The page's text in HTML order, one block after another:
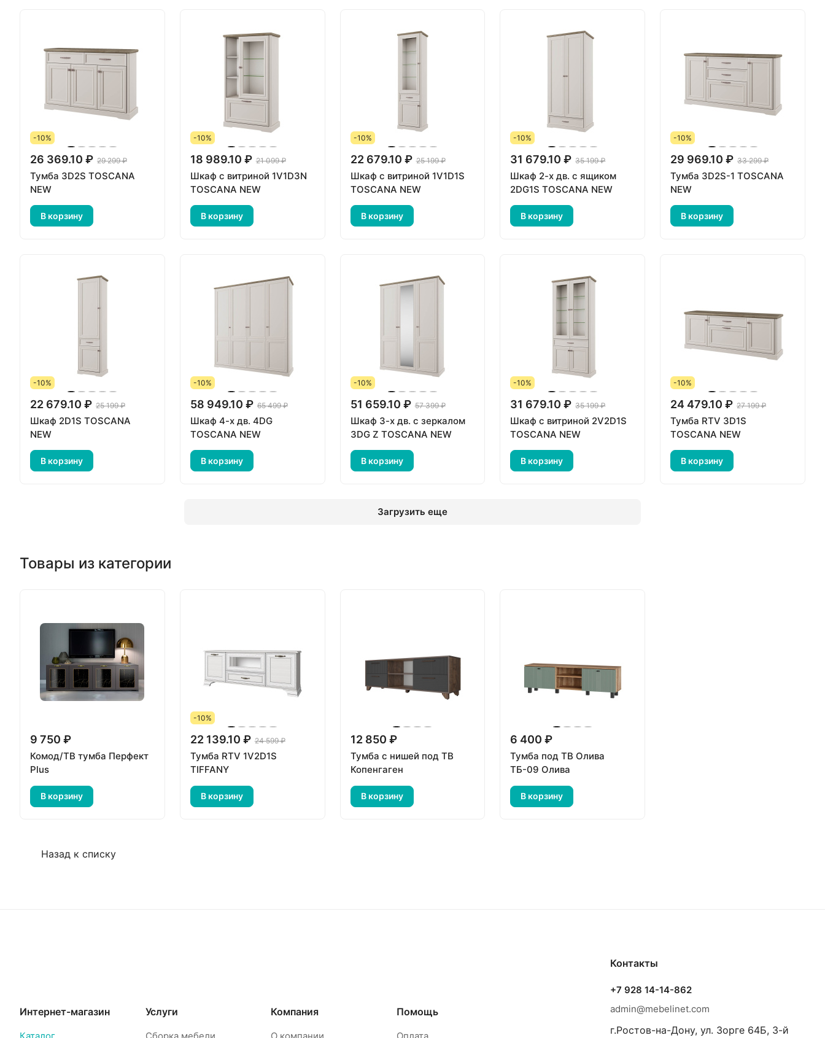
-10%
26 369.10 ₽ 29 299 ₽
Тумба 3D2S TOSCANA
NEW
В корзину
-10%
18 989.10 ₽ 21 099 ₽
Шкаф с витриной 1V1D3N
TOSCANA NEW
В корзину
-10%
22 679.10 ₽ 25 199 ₽
Шкаф с витриной 1V1D1S
TOSCANA NEW
В корзину
-10%
31 679.10 ₽ 35 199 ₽
Шкаф 2-х дв. с ящиком
2DG1S TOSCANA NEW
В корзину
-10%
29 969.10 ₽ 33 299 ₽
Тумба 3D2S-1 TOSCANA
NEW
В корзину
-10%
22 679.10 ₽ 25 199 ₽
Шкаф 2D1S TOSCANA
NEW
В корзину
-10%
58 949.10 ₽ 65 499 ₽
Шкаф 4-х дв. 4DG
TOSCANA NEW
В корзину
-10%
51 659.10 ₽ 57 399 ₽
Шкаф 3-х дв. с зеркалом
3DG Z TOSCANA NEW
В корзину
-10%
31 679.10 ₽ 35 199 ₽
Шкаф с витриной 2V2D1S
TOSCANA NEW
В корзину
-10%
24 479.10 ₽ 27 199 ₽
Тумба RTV 3D1S
TOSCANA NEW
В корзину
Загрузить еще
Товары из категории
9 750 ₽
Комод/ТВ тумба Перфект
Plus
В корзину
-10%
22 139.10 ₽ 24 599 ₽
Тумба RTV 1V2D1S
TIFFANY
В корзину
12 850 ₽
Тумба с нишей под ТВ
Копенгаген
В корзину
6 400 ₽
Тумба под ТВ Олива
ТБ-09 Олива
В корзину
Назад к списку
Интернет-магазин Услуги Компания Помощь
Контакты
+7 928 14-14-862
admin@mebelinet.com
г.Ростов-на-Дону, ул. Зорге 64Б, 3-й